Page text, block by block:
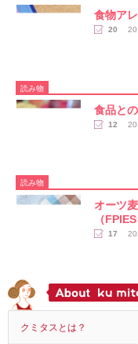
食物ア
20
読み物
食品と
12
読み物
オーツ
（FPIES
17
クミタスとは？